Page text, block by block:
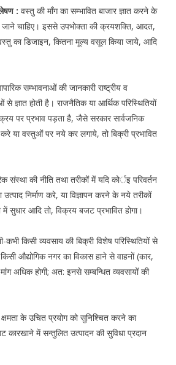
: वस्तु की माँग का सम्भावित बाजार ज्ञात करने के
जाने चाहिए। इससे उपभोक्ता की क्रयशक्ति, आदत,
वस्तु का डिजाइन, कितना मूल्य वसूल किया जाये, आदि
सम्भावनाओं की जानकारी राष्ट्रीय व
से ज्ञात होती है। राजनैतिक या आर्थिक परिस्थितियों
पर प्रभाव पड़ता है, जैसे सरकार सार्वजनिक
या वस्तुओं पर नये कर लगाये, तो बिक्री प्रभावित
संस्था की नीति तथा तरीकों में यदि कोर्इ परिवर्तन
निर्माण करे, या विज्ञापन करने के नये तरीकों
सुधार आदि तो, विक्रय बजट प्रभावित होगा।
कभी किसी व्यवसाय की बिक्री विशेष परिस्थितियों से
औद्योगिक नगर का विकास हाने से वाहनों (कार,
अधिक होगी; अत: इनसे सम्बन्धित व्यवसायों की
के उचित प्रयोग को सुनिश्चित करने का
कारखाने में सन्तुलित उत्पादन की सुविधा प्रदान